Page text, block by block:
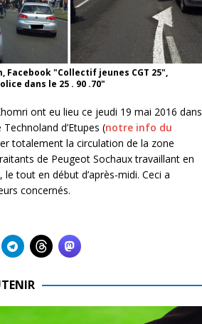
"Collectif jeunes CGT 25",
dans le 25 . 90 .70"
ont eu lieu ce jeudi 19 mai 2016 dans
d’Etupes (notre info du
totalement la circulation de la zone
de Peugeot Sochaux travaillant en
tout en début d’après-midi. Ceci a
concernés.